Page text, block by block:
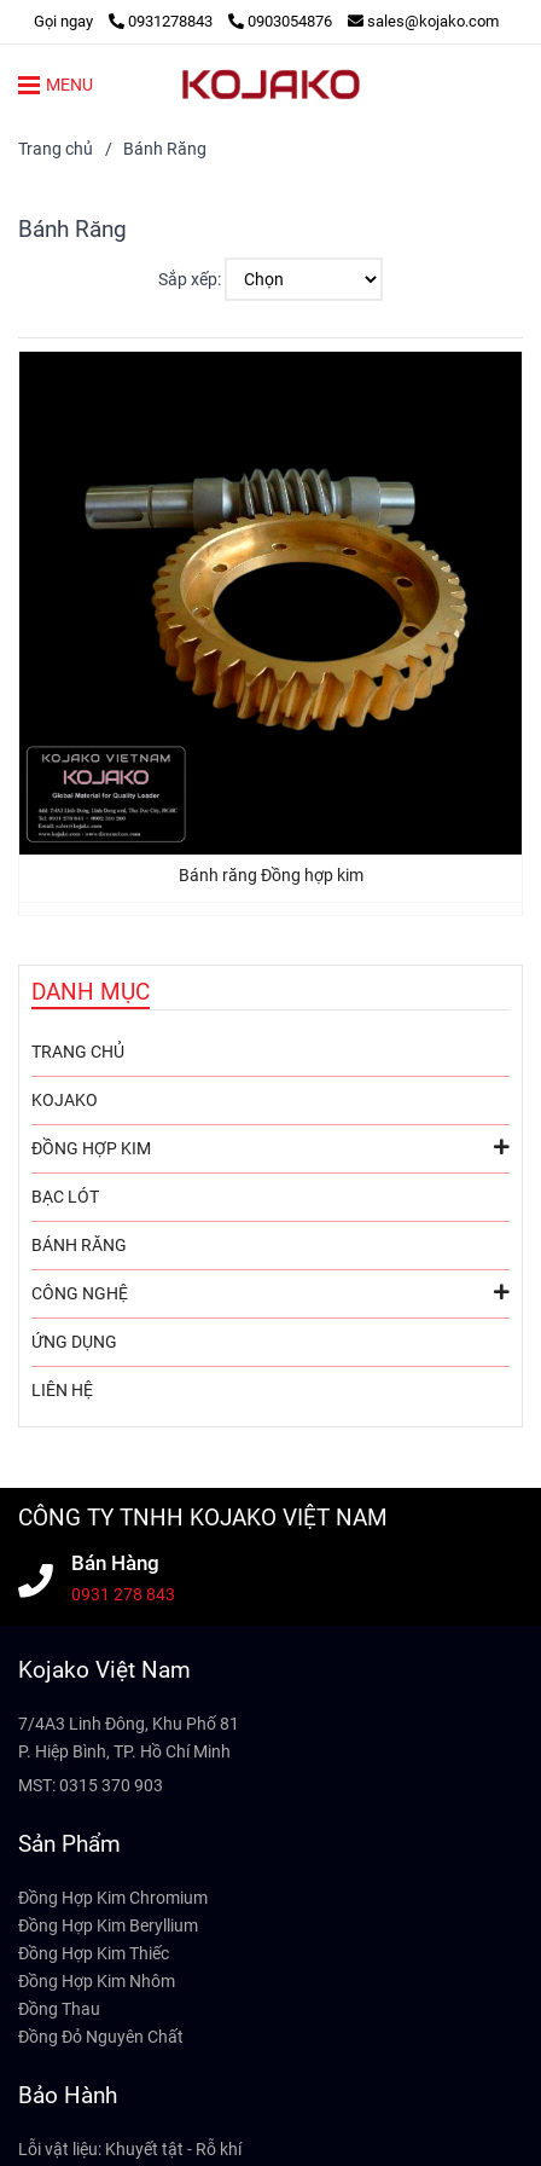
Gọi ngay 0931278843 0903054876 sales@kojako.com
MENU
Trang chủ / Bánh Răng
Bánh Răng
Sắp xếp:
Bánh răng Đồng hợp kim
DANH MỤC
TRANG CHỦ
KOJAKO
ĐỒNG HỢP KIM
BẠC LÓT
BÁNH RĂNG
CÔNG NGHỆ
ỨNG DỤNG
LIÊN HỆ
CÔNG TY TNHH KOJAKO VIỆT NAM
Bán Hàng
0931 278 843
Kojako Việt Nam
7/4A3 Linh Đông, Khu Phố 81
P. Hiệp Bình, TP. Hồ Chí Minh
MST: 0315 370 903
Sản Phẩm
Đồng Hợp Kim Chromium
Đồng Hợp Kim Beryllium
Đồng Hợp Kim Thiếc
Đồng Hợp Kim Nhôm
Đồng Thau
Đồng Đỏ Nguyên Chất
Bảo Hành
Lỗi vật liệu: Khuyết tật - Rỗ khí